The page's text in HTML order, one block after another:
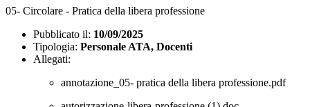
05- Circolare - Pratica della libera professione
Pubblicato il: 10/09/2025
Tipologia: Personale ATA, Docenti
Allegati:
annotazione_05- pratica della libera professione.pdf